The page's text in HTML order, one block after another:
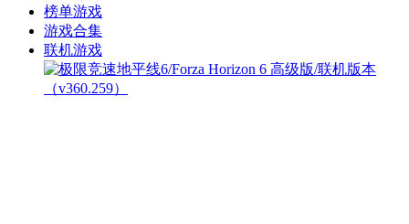
榜单游戏
游戏合集
联机游戏